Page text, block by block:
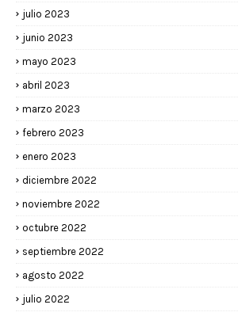
julio 2023
junio 2023
mayo 2023
abril 2023
marzo 2023
febrero 2023
enero 2023
diciembre 2022
noviembre 2022
octubre 2022
septiembre 2022
agosto 2022
julio 2022